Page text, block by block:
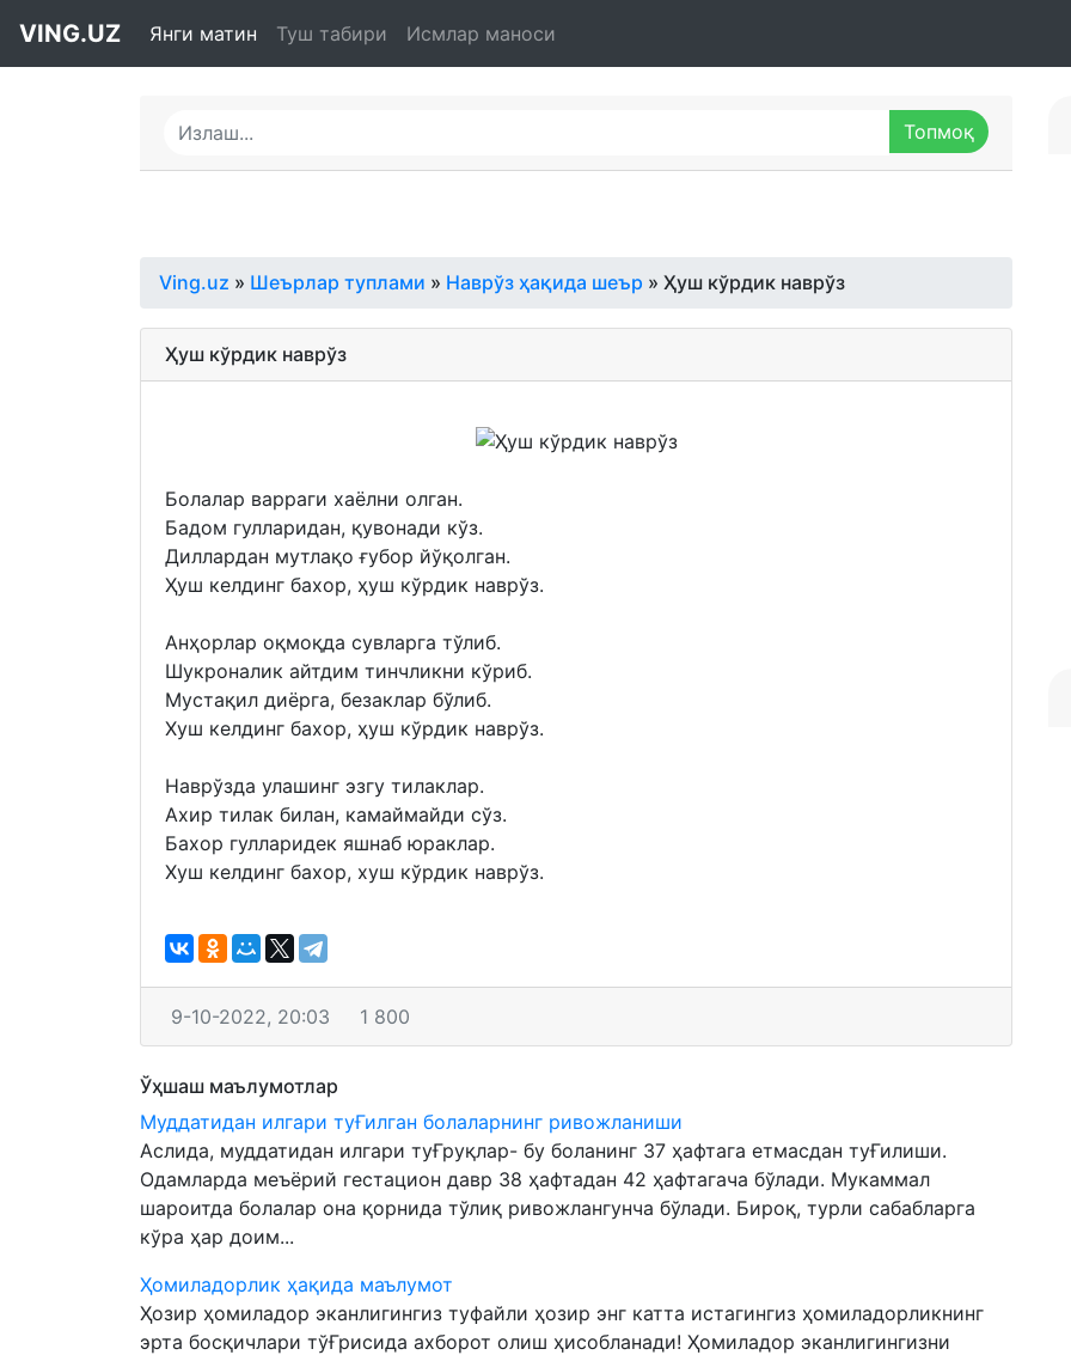
VING.UZ Янги матин Туш табири Исмлар маноси
Ving.uz » Шеърлар туплами » Наврўз ҳақида шеър » Ҳуш кўрдик наврўз
Ҳуш кўрдик наврўз
Болалар варраги хаёлни олган.
Бадом гулларидан, қувонади кўз.
Диллардан мутлақо ғубор йўқолган.
Ҳуш келдинг бахор, ҳуш кўрдик наврўз.
Aнҳорлар оқмоқда сувларга тўлиб.
Шукроналик айтдим тинчликни кўриб.
Мустақил диёрга, безаклар бўлиб.
Хуш келдинг бахор, ҳуш кўрдик наврўз.
Наврўзда улашинг эзгу тилаклар.
Aхир тилак билан, камаймайди сўз.
Бахор гулларидек яшнаб юраклар.
Хуш келдинг бахор, хуш кўрдик наврўз.
9-10-2022, 20:03 1 800
Ўҳшаш маълумотлар
Муддатидан илгари туҒилган болаларнинг ривожланиши
Aслида, муддатидан илгари туҒруқлар- бу боланинг 37 ҳафтага етмасдан туҒилиши.
Одамларда меъёрий гестацион давр 38 ҳафтадан 42 ҳафтагача бўлади. Мукаммал
шароитда болалар она қорнида тўлиқ ривожлангунча бўлади. Бироқ, турли сабабларга
кўра ҳар доим...
Ҳомиладорлик ҳақида маълумот
Ҳозир ҳомиладор эканлигингиз туфайли ҳозир энг катта истагингиз ҳомиладорликнинг
эрта босқичлари тўҒрисида ахборот олиш ҳисобланади! Ҳомиладор эканлигингизни